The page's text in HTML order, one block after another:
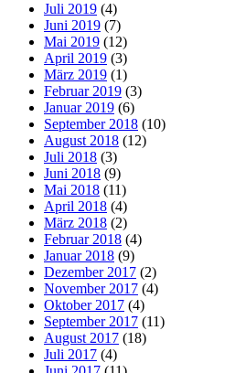
Juli 2019 (4)
Juni 2019 (7)
Mai 2019 (12)
April 2019 (3)
März 2019 (1)
Februar 2019 (3)
Januar 2019 (6)
September 2018 (10)
August 2018 (12)
Juli 2018 (3)
Juni 2018 (9)
Mai 2018 (11)
April 2018 (4)
März 2018 (2)
Februar 2018 (4)
Januar 2018 (9)
Dezember 2017 (2)
November 2017 (4)
Oktober 2017 (4)
September 2017 (11)
August 2017 (18)
Juli 2017 (4)